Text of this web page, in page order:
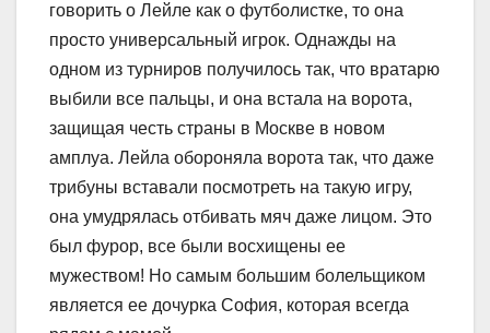
говорить о Лейле как о футболистке, то она
просто универсальный игрок. Однажды на
одном из турниров получилось так, что вратарю
выбили все пальцы, и она встала на ворота,
защищая честь страны в Москве в новом
амплуа. Лейла обороняла ворота так, что даже
трибуны вставали посмотреть на такую игру,
она умудрялась отбивать мяч даже лицом. Это
был фурор, все были восхищены ее
мужеством! Но самым большим болельщиком
является ее дочурка София, которая всегда